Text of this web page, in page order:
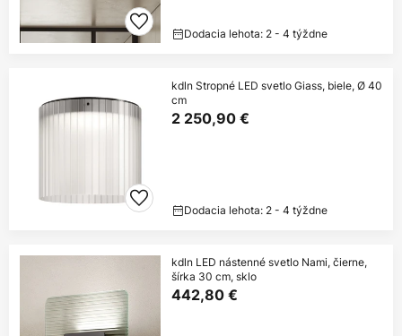
Dodacia lehota: 2 - 4 týždne
kdln Stropné LED svetlo Giass, biele, Ø 40
cm
2 250,90 €
Dodacia lehota: 2 - 4 týždne
kdln LED nástenné svetlo Nami, čierne,
šírka 30 cm, sklo
442,80 €